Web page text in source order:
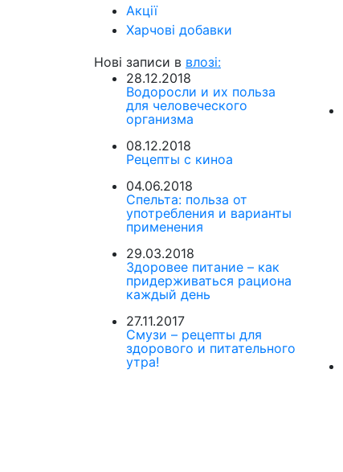
Акції
Харчові добавки
Нові записи в влозі:
28.12.2018
Водоросли и их польза
для человеческого
организма
08.12.2018
Рецепты с киноа
04.06.2018
Спельта: польза от
употребления и варианты
применения
29.03.2018
Здоровее питание – как
придерживаться рациона
каждый день
27.11.2017
Смузи – рецепты для
здорового и питательного
утра!